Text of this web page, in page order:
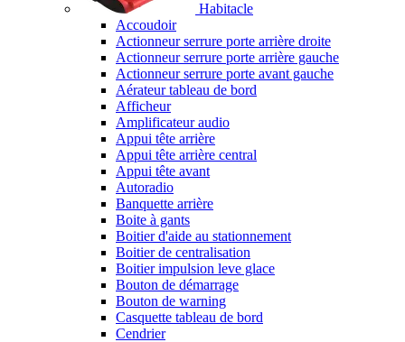
Habitacle
Accoudoir
Actionneur serrure porte arrière droite
Actionneur serrure porte arrière gauche
Actionneur serrure porte avant gauche
Aérateur tableau de bord
Afficheur
Amplificateur audio
Appui tête arrière
Appui tête arrière central
Appui tête avant
Autoradio
Banquette arrière
Boite à gants
Boitier d'aide au stationnement
Boitier de centralisation
Boitier impulsion leve glace
Bouton de démarrage
Bouton de warning
Casquette tableau de bord
Cendrier